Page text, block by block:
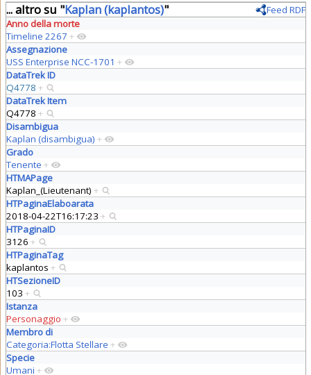
... altro su "Kaplan (kaplantos)"
Feed RDF
Anno della morte
Timeline 2267 +
Assegnazione
USS Enterprise NCC-1701 +
DataTrek ID
Q4778 +
DataTrek Item
Q4778 +
Disambigua
Kaplan (disambigua) +
Grado
Tenente +
HTMAPage
Kaplan_(Lieutenant) +
HTPaginaElaboarata
2018-04-22T16:17:23 +
HTPaginaID
3126 +
HTPaginaTag
kaplantos +
HTSezioneID
103 +
Istanza
Personaggio +
Membro di
Categoria:Flotta Stellare +
Specie
Umani +